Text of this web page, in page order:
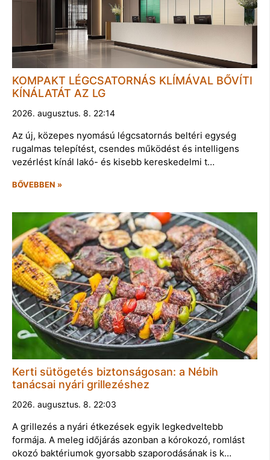
KOMPAKT LÉGCSATORNÁS KLÍMÁVAL BŐVÍTI
KÍNÁLATÁT AZ LG
2026. augusztus. 8. 22:14
Az új, közepes nyomású légcsatornás beltéri egység
rugalmas telepítést, csendes működést és intelligens
vezérlést kínál lakó- és kisebb kereskedelmi t…
BŐVEBBEN »
Kerti sütögetés biztonságosan: a Nébih
tanácsai nyári grillezéshez
2026. augusztus. 8. 22:03
A grillezés a nyári étkezések egyik legkedveltebb
formája. A meleg időjárás azonban a kórokozó, romlást
okozó baktériumok gyorsabb szaporodásának is k…